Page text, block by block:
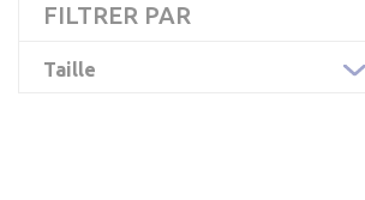
FILTRER PAR
Taille